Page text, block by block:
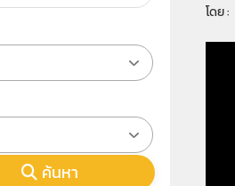
โดย :
ค้นหา